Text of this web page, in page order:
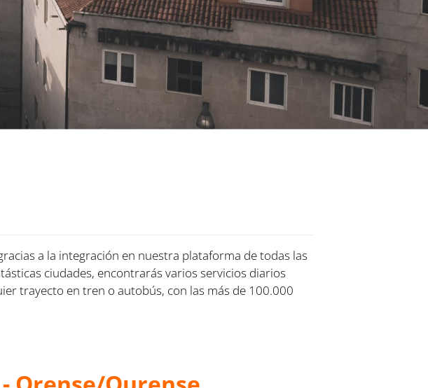
a la integración en nuestra plataforma de todas las
ciudades, encontrarás varios servicios diarios
trayecto en tren o autobús, con las más de 100.000